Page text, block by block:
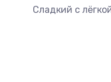
Сладкий с